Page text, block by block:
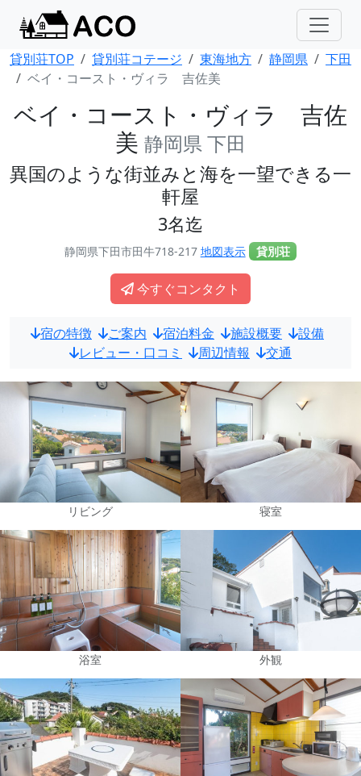
貸別荘TOP 貸別荘コテージ 東海地方 静岡県
下田
ベイ・コースト・ヴィラ 吉佐美
ベイ・コースト・ヴィラ 吉佐
美 静岡県 下田
異国のような街並みと海を一望できる一
軒屋
3名迄
静岡県下田市田牛718-217 地図表示 貸別荘
今すぐコンタクト
宿の特徴 ご案内 宿泊料金 施設概要
設備
レビュー・口コミ
周辺情報 交通
リビング 寝室
浴室 外観